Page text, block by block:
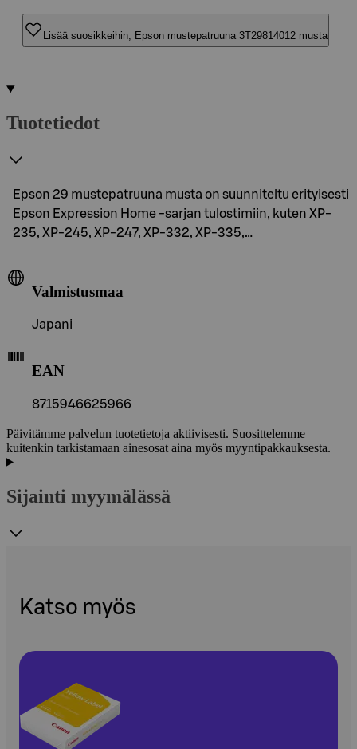
Lisää suosikkeihin, Epson mustepatruuna 3T29814012 musta
Tuotetiedot
Epson 29 mustepatruuna musta on suunniteltu erityisesti
Epson Expression Home -sarjan tulostimiin, kuten XP-
235, XP-245, XP-247, XP-332, XP-335,…
Valmistusmaa
Japani
EAN
8715946625966
Päivitämme palvelun tuotetietoja aktiivisesti. Suosittelemme
kuitenkin tarkistamaan ainesosat aina myös myyntipakkauksesta.
Sijainti myymälässä
Katso myös